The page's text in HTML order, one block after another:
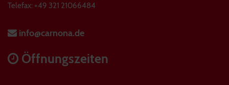
Telefax: +49 321 21066484
info@carnona.de
Öffnungszeiten